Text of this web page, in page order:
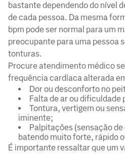
bastante dependendo do nível
de cada pessoa. Da mesma
bpm pode ser normal para um
preocupante para uma pessoa
tonturas.
Procure atendimento médico
frequência cardíaca alterada
Dor ou desconforto no
Falta de ar ou dificuldade
Tontura, vertigem ou
iminente;
Palpitações (sensação
batendo muito forte, rápido
É importante ressaltar que um